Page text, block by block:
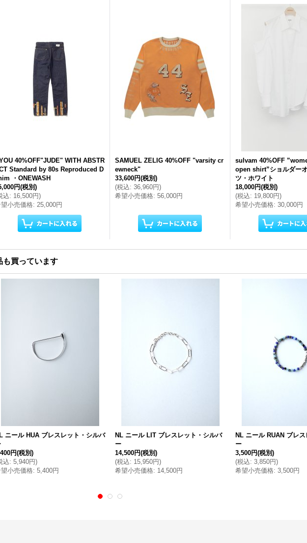
40%OFF"JUDE" WITH ABSTR
Standard by 80s Reproduced D
・ONEWASH
円(税別)
込: 16,500円)
小売価格: 25,000円
SAMUEL ZELIG 40%OFF "varsity cr
ewneck"
33,600円(税別)
(税込: 36,960円)
希望小売価格: 56,000円
sulvam 40%OFF
open shirt”ショルダー
ツ・ホワイト
18,000円(税別)
(税込: 19,800円)
希望小売価格: 30,000円
も買っています
ニール HUA ブレスレット・シルバ
円(税別)
込: 5,940円)
小売価格: 5,400円
NL ニール LIT ブレスレット・シルバ
ー
14,500円(税別)
(税込: 15,950円)
希望小売価格: 14,500円
NL ニール RUAN ブレ
ー
3,500円(税別)
(税込: 3,850円)
希望小売価格: 3,500円